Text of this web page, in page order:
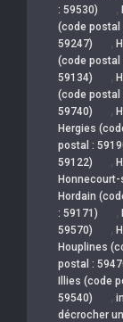
: 59530)
,
(code postal
59247)
,
(code postal
59134)
,
(code postal
59740)
,
Hergies
postal :
59122)
,
Hordain
: 59171)
,
59570)
,
Houplines
postal :
Illies (code
59540)
,
décrocher